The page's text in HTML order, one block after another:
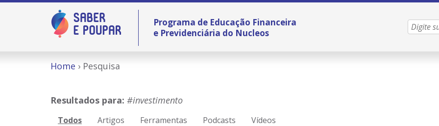
Programa de Educação Financeira
e Previdenciária do Nucleos
Home Pesquisa
Resultados para: #investimento
Todos Artigos Ferramentas Podcasts Vídeos